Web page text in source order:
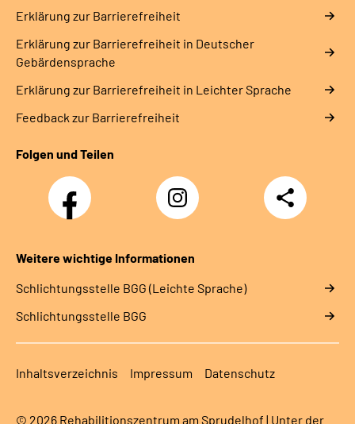
Erklärung zur Barrierefreiheit
Erklärung zur Barrierefreiheit in Deutscher
Gebärdensprache
Erklärung zur Barrierefreiheit in Leichter Sprache
Feedback zur Barrierefreiheit
Folgen und Teilen
Facebook-
Kanal
des
Sprudelhof
Instagram-
Kanal
des
Sprudelhof
Teilen
Weitere wichtige Informationen
Schlich­tungs­stel­le BGG (Leichte Sprache)
Schlich­tungs­stel­le BGG
Inhaltsverzeichnis Impressum Datenschutz
© 2026 Rehabilitionszentrum am Sprudelhof | Unter der